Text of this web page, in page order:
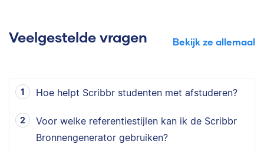
Veelgestelde vragen Bekijk ze allemaal
Hoe helpt Scribbr studenten met afstuderen?
Voor welke referentiestijlen kan ik de Scribbr
Bronnengenerator gebruiken?